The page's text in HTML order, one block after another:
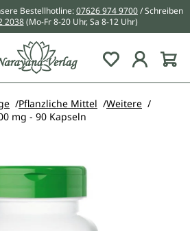
Bestellhotline:07626 974 9700/ Schreiben
2038 (Mo-Fr 8-20 Uhr, Sa 8-12 Uhr)
Du hast 0
Pflanzliche Mittel
Weitere
mg - 90 Kapseln